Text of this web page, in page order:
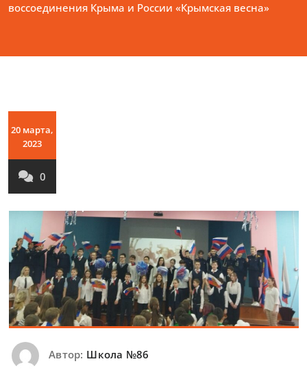
воссоединения Крыма и России «Крымская весна»
20 марта,
2023
0
Автор: Школа №86